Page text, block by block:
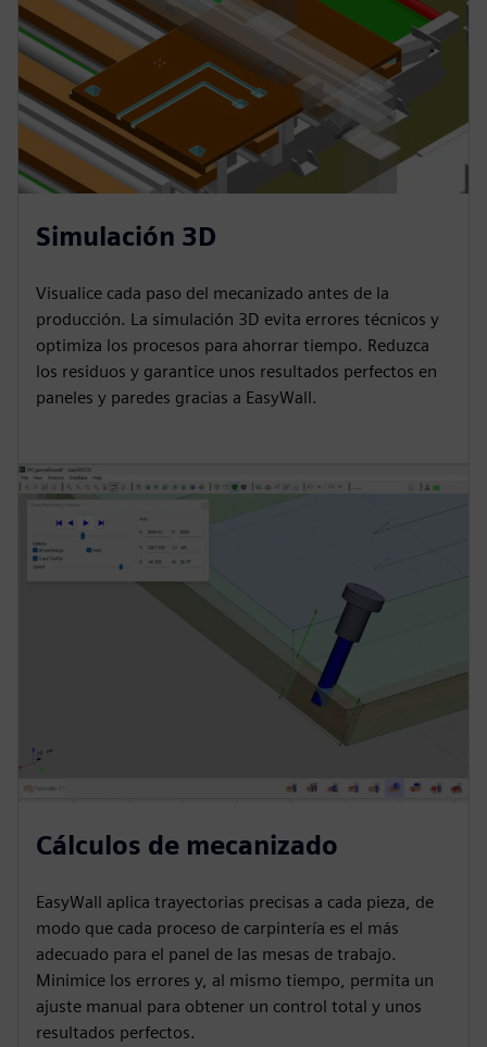
Simulación 3D
Visualice cada paso del mecanizado antes de la
producción. La simulación 3D evita errores técnicos y
optimiza los procesos para ahorrar tiempo. Reduzca
los residuos y garantice unos resultados perfectos en
paneles y paredes gracias a EasyWall.
Cálculos de mecanizado
EasyWall aplica trayectorias precisas a cada pieza, de
modo que cada proceso de carpintería es el más
adecuado para el panel de las mesas de trabajo.
Minimice los errores y, al mismo tiempo, permita un
ajuste manual para obtener un control total y unos
resultados perfectos.